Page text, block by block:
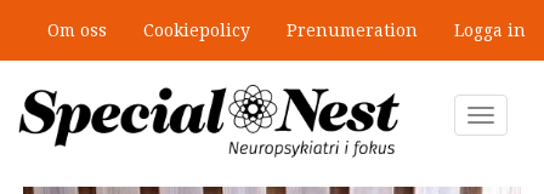
huvudinnehåll
Om oss Cookiepolicy Prenumeration Logga in
Toggle
Mobbning vid autism och adhd: 4